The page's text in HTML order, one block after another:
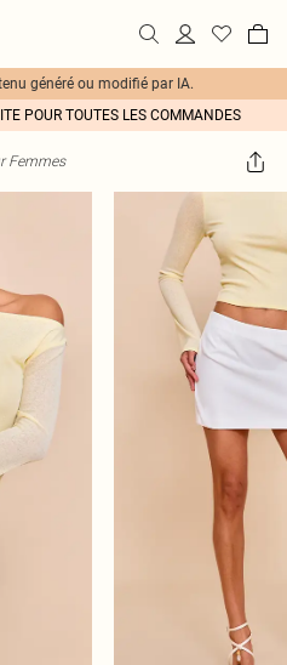
généré ou modifié par IA.
POUR TOUTES LES COMMANDES
Femmes